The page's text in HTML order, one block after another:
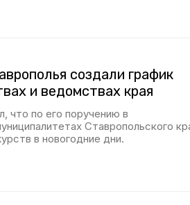
создали график
и ведомствах края
что по его поручению в
Ставропольского
в новогодние дни.